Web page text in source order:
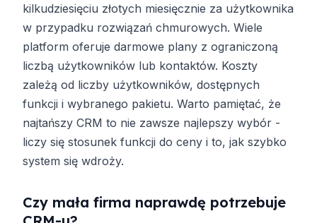
kilkudziesięciu złotych miesięcznie za użytkownika
w przypadku rozwiązań chmurowych. Wiele
platform oferuje darmowe plany z ograniczoną
liczbą użytkowników lub kontaktów. Koszty
zależą od liczby użytkowników, dostępnych
funkcji i wybranego pakietu. Warto pamiętać, że
najtańszy CRM to nie zawsze najlepszy wybór -
liczy się stosunek funkcji do ceny i to, jak szybko
system się wdroży.
Czy mała firma naprawdę potrzebuje